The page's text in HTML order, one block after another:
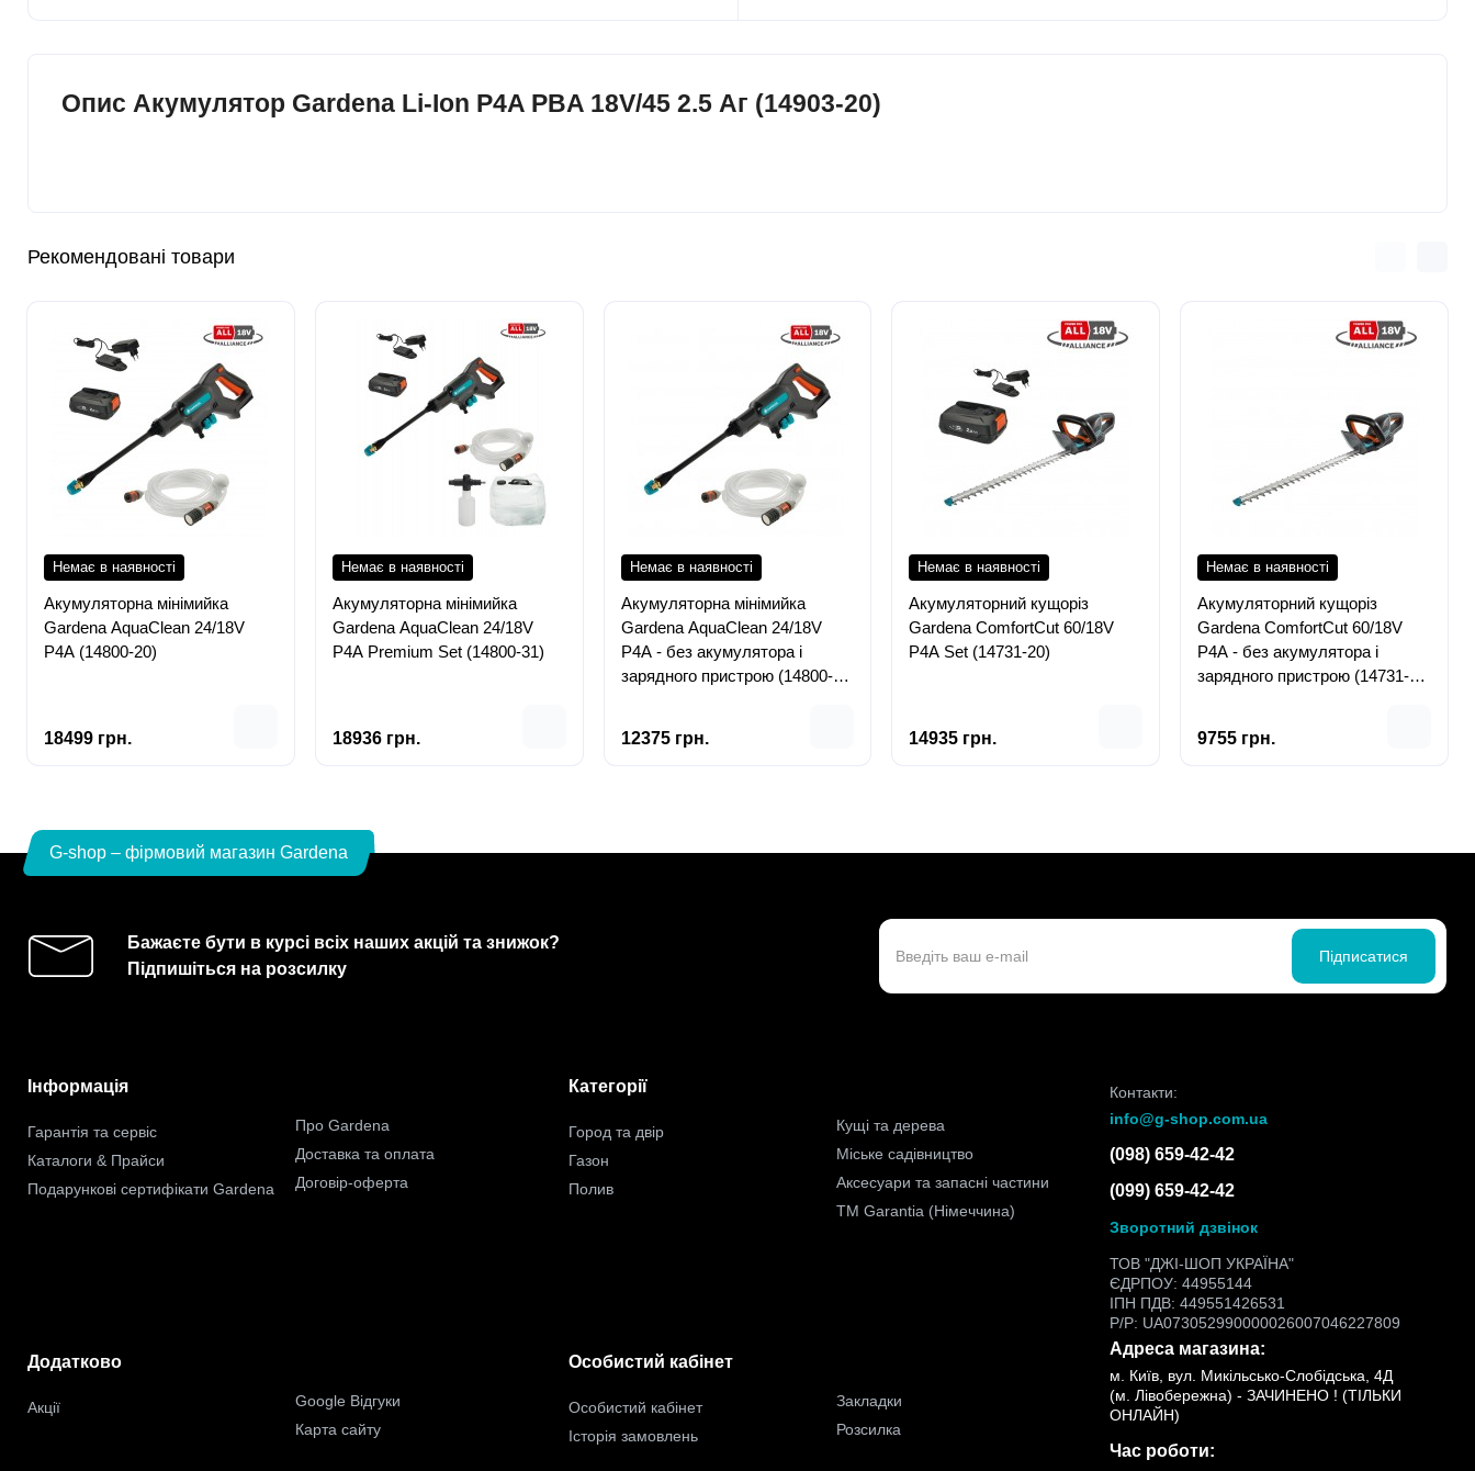
Опис Акумулятор Gardena Li-Ion P4A PBA 18V/45 2.5 Аг (14903-20)
Рекомендовані товари
Немає в наявності
Акумуляторна мінімийка
Gardena AquaClean 24/18V
P4A (14800-20)
18499 грн.
Немає в наявності
Акумуляторна мінімийка
Gardena AquaClean 24/18V
P4A Premium Set (14800-31)
18936 грн.
Немає в наявності
Акумуляторна мінімийка
Gardena AquaClean 24/18V
P4A - без акумулятора і
зарядного пристрою (14800-
12375 грн.
Немає в наявності
Акумуляторний кущоріз
Gardena ComfortCut 60/18V
P4A Set (14731-20)
14935 грн.
Немає в наявності
Акумуляторний кущоріз
Gardena ComfortCut 60/18V
P4A - без акумулятора і
зарядного пристрою (14731-
9755 грн.
G-shop – фірмовий магазин Gardena
Бажаєте бути в курсі всіх наших акцій та знижок?
Підпишіться на розсилку
Підписатися
Інформація
Гарантія та сервіс
Каталоги & Прайси
Подарункові сертифікати Gardena
Про Gardena
Доставка та оплата
Договір-оферта
Категорії
Город та двір
Газон
Полив
Кущі та дерева
Міське садівництво
Аксесуари та запасні частини
TM Garantia (Німеччина)
Додатково
Акції
Google Відгуки
Карта сайту
Особистий кабінет
Особистий кабінет
Історія замовлень
Закладки
Розсилка
Контакти:
info@g-shop.com.ua
(098) 659-42-42
(099) 659-42-42
Зворотний дзвінок
ТОВ "ДЖІ-ШОП УКРАЇНА"
ЄДРПОУ: 44955144
ІПН ПДВ: 449551426531
Р/Р: UA073052990000026007046227809
Адреса магазина:
м. Київ, вул. Микільсько-Слобідська, 4Д
(м. Лівобережна) - ЗАЧИНЕНО ! (ТІЛЬКИ
ОНЛАЙН)
Час роботи: